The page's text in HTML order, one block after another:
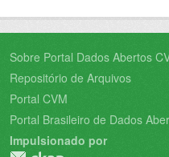
Sobre Portal Dados Abertos
Repositório de Arquivos
Portal CVM
Portal Brasileiro de Dados
Impulsionado por